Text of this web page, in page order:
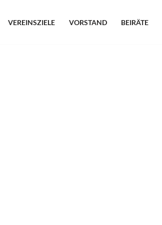
VEREINSZIELE VORSTAND BEIRÄTE